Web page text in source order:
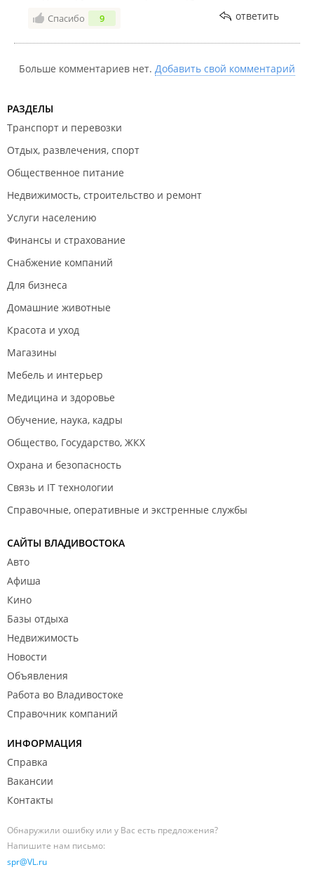
Спасибо 9 ответить
Больше комментариев нет. Добавить свой комментарий
РАЗДЕЛЫ
Транспорт и перевозки
Отдых, развлечения, спорт
Общественное питание
Недвижимость, строительство и ремонт
Услуги населению
Финансы и страхование
Снабжение компаний
Для бизнеса
Домашние животные
Красота и уход
Магазины
Мебель и интерьер
Медицина и здоровье
Обучение, наука, кадры
Общество, Государство, ЖКХ
Охрана и безопасность
Связь и IT технологии
Справочные, оперативные и экстренные службы
САЙТЫ ВЛАДИВОСТОКА
Авто
Афиша
Кино
Базы отдыха
Недвижимость
Новости
Объявления
Работа во Владивостоке
Справочник компаний
ИНФОРМАЦИЯ
Справка
Вакансии
Контакты
Обнаружили ошибку или у Вас есть предложения?
Напишите нам письмо:
spr@VL.ru